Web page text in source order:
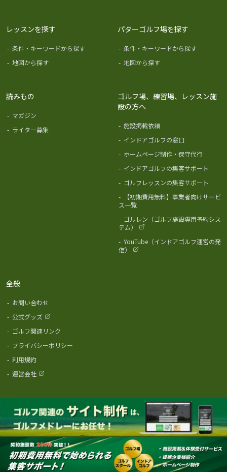
レッスンを探す
- 条件・キーワードから探す
- 地図から探す
パターゴルフ場を探す
- 条件・キーワードから探す
- 地図から探す
読みもの
- マガジン
- ライター募集
ゴルフ場、練習場、レッスン施
設の方へ
- 施設掲載依頼
- インドアゴルフの窓口
- ホームページ制作・保守代行
- インドアゴルフの集客サポート
- ゴルフレッスンの集客サポート
-
【初期費用無料】事業者向けサービ
ス一覧
- ゴルレン（ゴルフ施設専用予約シス
テム）
- YouTube（インドアゴルフ運営の発
信）
全般
- お問い合わせ
- 公式グッズ
- ゴルフ関連リンク
- プライバシーポリシー
- 利用規約
- 運営会社